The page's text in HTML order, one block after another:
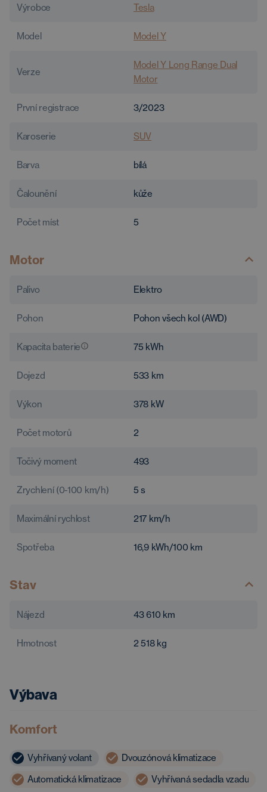
Výrobce Tesla
Model Model Y
Verze
Model Y Long Range Dual
Motor
První registrace 3/2023
Karoserie SUV
Barva bílá
Čalounění kůže
Počet míst 5
Motor
Palivo Elektro
Pohon Pohon všech kol (AWD)
Kapacita baterie 75 kWh
Dojezd 533 km
Výkon 378 kW
Počet motorů 2
Točivý moment 493
Zrychlení (0-100 km/h) 5 s
Maximální rychlost 217 km/h
Spotřeba 16,9 kWh/100 km
Stav
Nájezd 43 610 km
Hmotnost 2 518 kg
Výbava
Komfort
Vyhřívaný volant
Dvouzónová klimatizace
Automatická klimatizace
Vyhřívaná sedadla vzadu